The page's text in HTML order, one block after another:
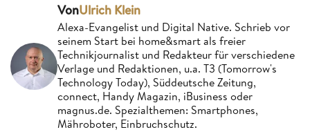
VonUlrich Klein
Alexa-Evangelist und Digital Native. Schrieb vor
seinem Start bei home&smart als freier
Technikjournalist und Redakteur für verschiedene
Verlage und Redaktionen, u.a. T3 (Tomorrow's
Technology Today), Süddeutsche Zeitung,
connect, Handy Magazin, iBusiness oder
magnus.de. Spezialthemen: Smartphones,
Mähroboter, Einbruchschutz.